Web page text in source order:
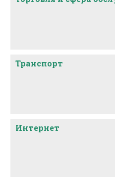
Транспорт
Интернет